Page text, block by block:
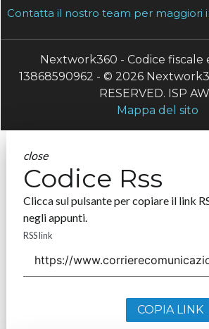
Contatta il nostro team per maggiori
Nextwork360 - Codice fiscale
13868590962 - © 2026
RESERVED. ISP
Mappa del sito
close
Codice Rss
Clicca sul pulsante per copiare il link
negli appunti.
RSS link
COPIA LINK